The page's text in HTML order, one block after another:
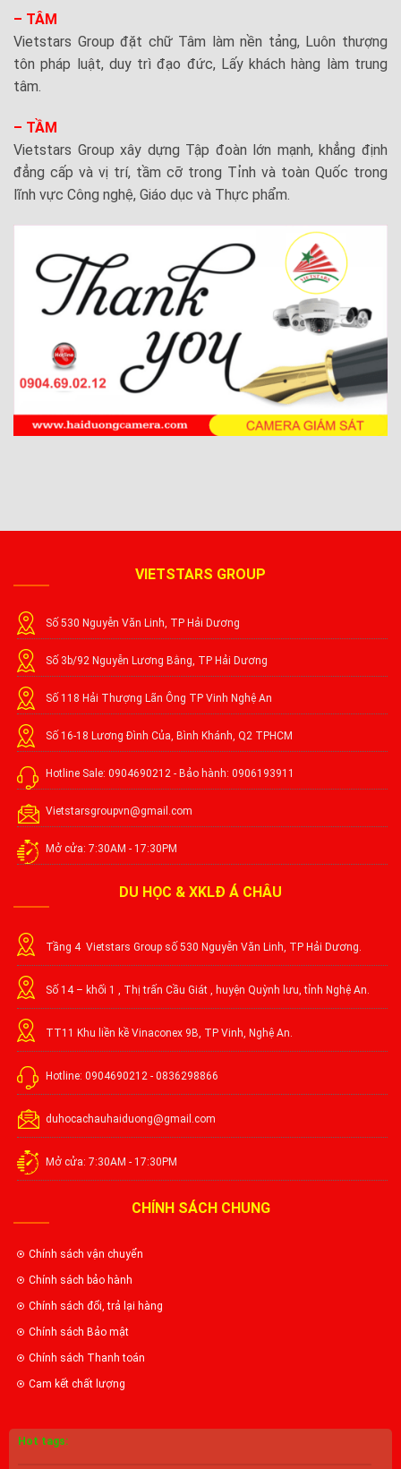
– TÂM
Vietstars Group đặt chữ Tâm làm nền tảng, Luôn thượng
tôn pháp luật, duy trì đạo đức, Lấy khách hàng làm trung
tâm.
– TẦM
Vietstars Group xây dựng Tập đoàn lớn mạnh, khẳng định
đẳng cấp và vị trí, tầm cỡ trong Tỉnh và toàn Quốc trong
lĩnh vực Công nghệ, Giáo dục và Thực phẩm.
VIETSTARS GROUP
Số 530 Nguyễn Văn Linh, TP Hải Dương
Số 3b/92 Nguyễn Lương Bằng, TP Hải Dương
Số 118 Hải Thượng Lãn Ông TP Vinh Nghệ An
Số 16-18 Lương Đình Của, Bình Khánh, Q2 TPHCM
Hotline Sale: 0904690212 - Bảo hành: 0906193911
Vietstarsgroupvn@gmail.com
Mở cửa: 7:30AM - 17:30PM
DU HỌC & XKLĐ Á CHÂU
Tầng 4 Vietstars Group số 530 Nguyễn Văn Linh, TP Hải Dương.
Số 14 – khối 1 , Thị trấn Cầu Giát , huyện Quỳnh lưu, tỉnh Nghệ An.
TT11 Khu liền kề Vinaconex 9B, TP Vinh, Nghệ An.
Hotline: 0904690212 - 0836298866
duhocachauhaiduong@gmail.com
Mở cửa: 7:30AM - 17:30PM
CHÍNH SÁCH CHUNG
Chính sách vận chuyển
Chính sách bảo hành
Chính sách đổi, trả lại hàng
Chính sách Bảo mật
Chính sách Thanh toán
Cam kết chất lượng
Hot tags: